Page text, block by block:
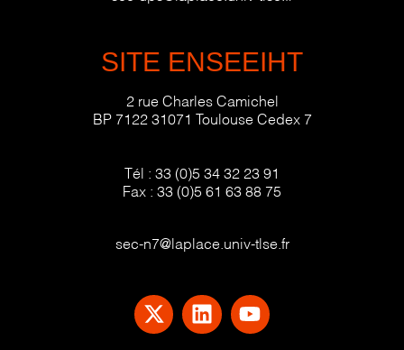
SITE ENSEEIHT
2 rue Charles Camichel
BP 7122 31071 Toulouse Cedex 7
Tél : 33 (0)5 34 32 23 91
Fax : 33 (0)5 61 63 88 75
sec-n7@laplace.univ-tlse.fr